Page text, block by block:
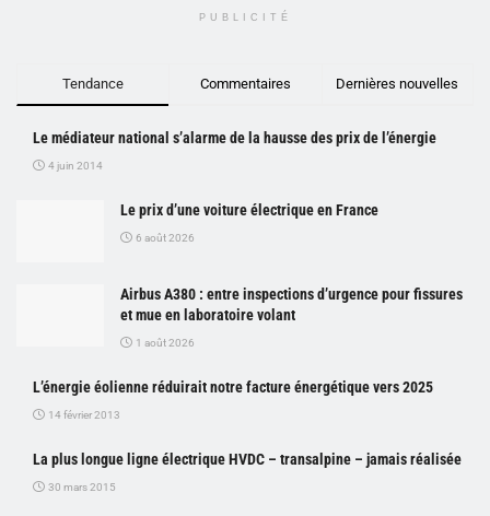
PUBLICITÉ
Tendance Commentaires Dernières nouvelles
Le médiateur national s’alarme de la hausse des prix de l’énergie
4 juin 2014
Le prix d’une voiture électrique en France
6 août 2026
Airbus A380 : entre inspections d’urgence pour fissures
et mue en laboratoire volant
1 août 2026
L’énergie éolienne réduirait notre facture énergétique vers 2025
14 février 2013
La plus longue ligne électrique HVDC – transalpine – jamais réalisée
30 mars 2015